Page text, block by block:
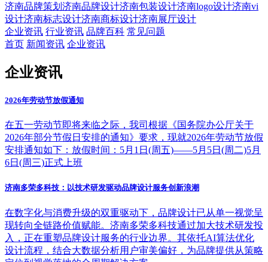
济南品牌策划 济南品牌设计济南包装设计济南logo设计济南vi
设计济南标志设计济南商标设计济南展厅设计
企业资讯 行业资讯 品牌百科 常见问题
首页 新闻资讯 企业资讯
企业资讯
2026年劳动节放假通知
在五一劳动节即将来临之际，我司根据《国务院办公厅关于
2026年部分节假日安排的通知》要求，现就2026年劳动节放假
安排通知如下：放假时间：5月1日(周五)——5月5日(周二)5月
6日(周三)正式上班
济南多荣多科技：以技术研发驱动品牌设计服务创新浪潮
在数字化与消费升级的双重驱动下，品牌设计已从单一视觉呈
现转向全链路价值赋能。济南多荣多科技通过加大技术研发投
入，正在重塑品牌设计服务的行业边界。其依托AI算法优化
设计流程，结合大数据分析用户审美偏好，为品牌提供从策略